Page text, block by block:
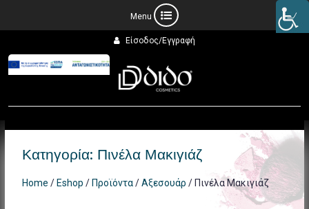
στο
περιεχόμενο
Είσοδος/Εγγραφή
Κατηγορία: Πινέλα Μακιγιάζ
Home / Eshop / Προϊόντα/Αξεσουάρ / Πινέλα Μακιγιάζ